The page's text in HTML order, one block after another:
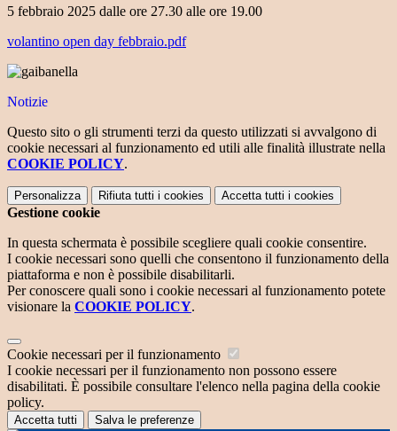
5 febbraio 2025 dalle ore 27.30 alle ore 19.00
volantino open day febbraio.pdf
Notizie
Questo sito o gli strumenti terzi da questo utilizzati si avvalgono di
cookie necessari al funzionamento ed utili alle finalità illustrate nella
COOKIE POLICY.
Personalizza Rifiuta tutti i cookies Accetta tutti i cookies
Gestione cookie
In questa schermata è possibile scegliere quali cookie consentire.
I cookie necessari sono quelli che consentono il funzionamento della
piattaforma e non è possibile disabilitarli.
Per conoscere quali sono i cookie necessari al funzionamento potete
visionare la COOKIE POLICY.
Cookie necessari per il funzionamento
I cookie necessari per il funzionamento non possono essere
disabilitati. È possibile consultare l'elenco nella pagina della cookie
policy.
Accetta tutti Salva le preferenze